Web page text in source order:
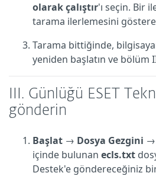
olarak çalıştır'ı seçin. Bir
tarama ilerlemesini
Tarama bittiğinde,
yeniden başlatın ve bölüm
III. Günlüğü ESET
gönderin
Başlat → Dosya Gezgini →
içinde bulunan ecls.txt
Destek'e göndereceğiniz